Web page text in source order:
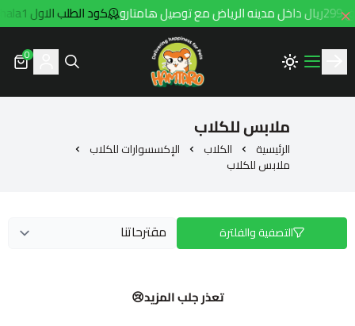
كود الطلب الاول hala1
Hamtaro
0
ملابس للكلاب
الرئيسية الكلاب الإكسسوارات للكلاب
ملابس للكلاب
التصفية والفلترة
تعذر جلب المزيد😢